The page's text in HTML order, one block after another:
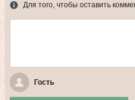
Для того, чтобы оставить
Гость